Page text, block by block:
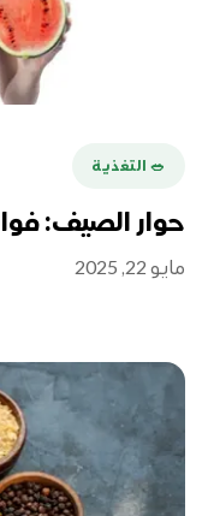
🥗 التغذية
حوار الصيف:
مايو 22, 2025